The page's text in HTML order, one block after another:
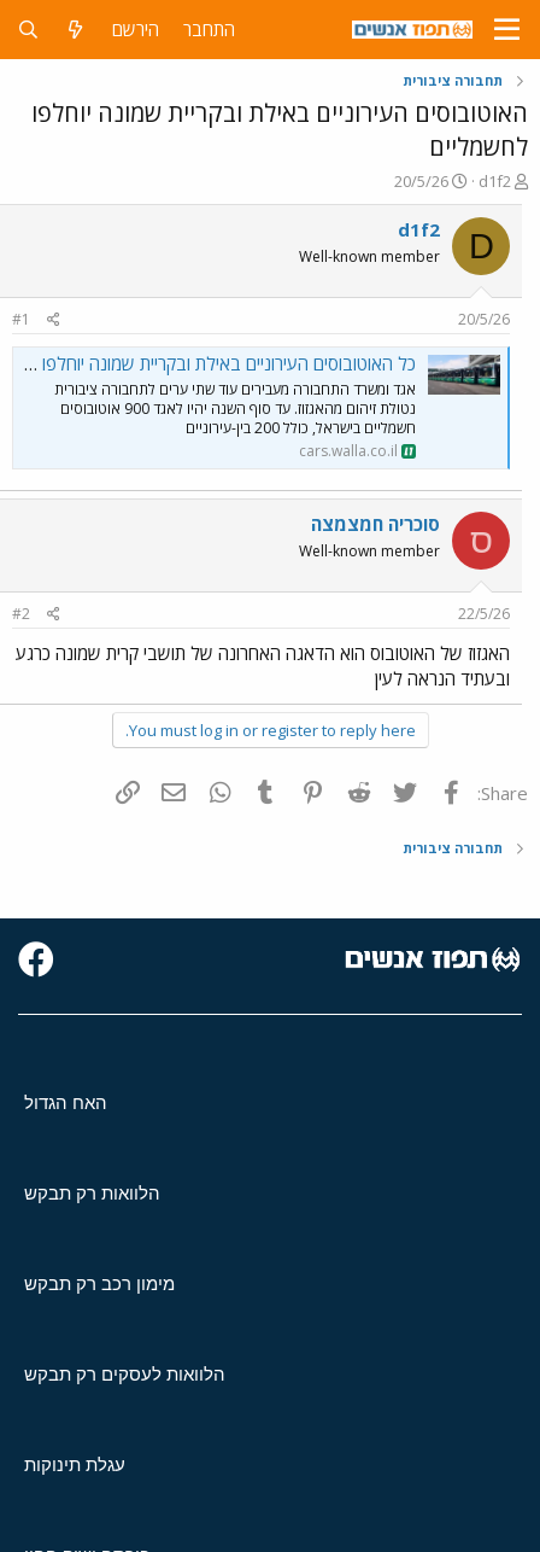
התחבר הירשם
תחבורה ציבורית
האוטובוסים העירוניים באילת ובקריית שמונה יוחלפו
לחשמליים
פ
ו
ת
ח
ה
ו
ש
א
d1f2
פ
ו
ר
י
ך
20/5/26
D
d1f2
Well-known member
20/5/26
#1
כל האוטובוסים העירוניים באילת ובקריית שמונה יוחלפו לחשמליים - וואלה רכב
אגד ומשרד התחבורה מעבירים עוד שתי ערים לתחבורה ציבורית
נטולת זיהום מהאגזוז. עד סוף השנה יהיו לאגד 900 אוטובוסים
חשמליים בישראל, כולל 200 בין-עירוניים
cars.walla.co.il
ס סוכריה חמצמצה
Well-known member
22/5/26
#2
האגזוז של האוטובוס הוא הדאגה האחרונה של תושבי קרית שמונה כרגע
ובעתיד הנראה לעין
You must log in or register to reply here.
Share: פייסבוק Twitter
Reddit
Pinterest
Tumblr
WhatsAppדואר אלקטרוני
תחבורה ציבורית
האח הגדול
הלוואות רק תבקש
מימון רכב רק תבקש
הלוואות לעסקים רק תבקש
עגלת תינוקות